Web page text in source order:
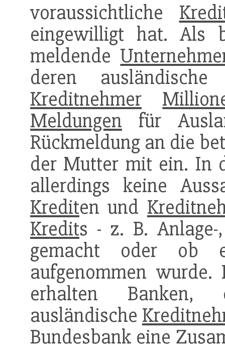
voraussichtliche
eingewilligt hat. Als
meldende
deren
Kreditnehmer
Meldungen für
Rückmeldung an die
der Mutter mit ein. In
allerdings keine
Krediten und
Kredits - z. B.
gemacht oder ob
aufgenommen wurde.
erhalten
ausländische
Bundesbank eine